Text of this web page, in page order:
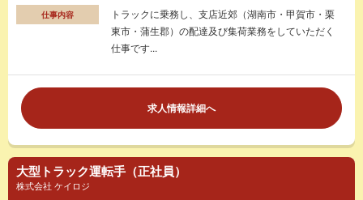
仕事内容
トラックに乗務し、支店近郊（湖南市・甲賀市・栗
東市・蒲生郡）の配達及び集荷業務をしていただく
仕事です...
求人情報詳細へ
大型トラック運転手（正社員）
株式会社 ケイロジ